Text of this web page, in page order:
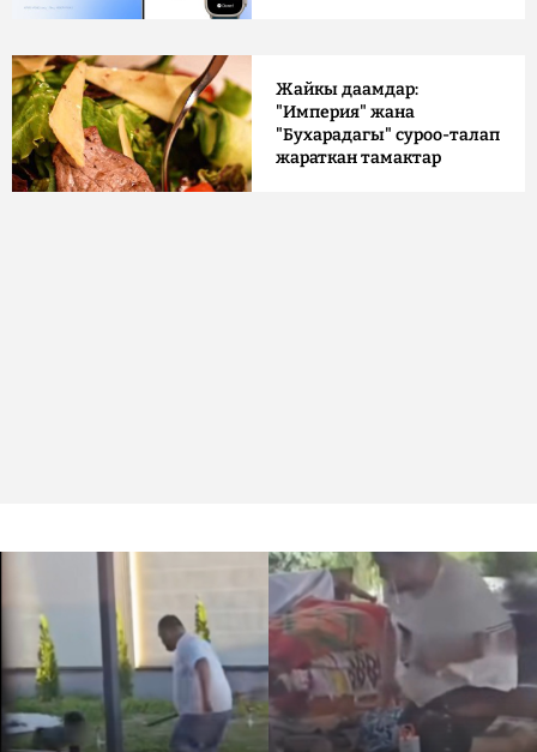
Жайкы даамдар:
"Империя" жана
"Бухарадагы" суроо-талап
жараткан тамактар